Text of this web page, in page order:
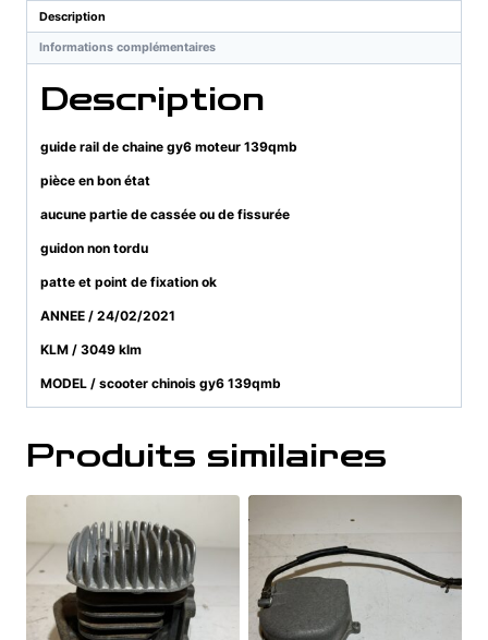
gy6
moteur
139qmb
Description
Informations complémentaires
Description
guide rail de chaine gy6 moteur 139qmb
pièce en bon état
aucune partie de cassée ou de fissurée
guidon non tordu
patte et point de fixation ok
ANNEE / 24/02/2021
KLM / 3049 klm
MODEL / scooter chinois gy6 139qmb
Produits similaires